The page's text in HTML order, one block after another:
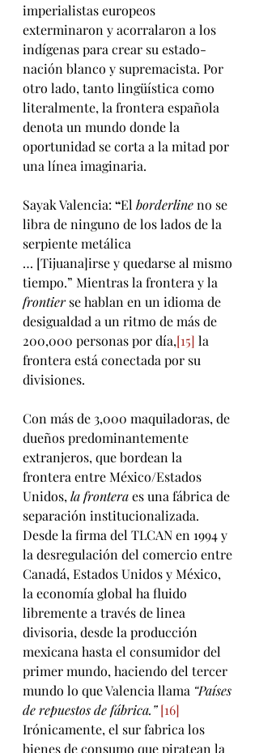
imperialistas europeos
exterminaron y acorralaron a los
indígenas para crear su estado-
nación blanco y supremacista. Por
otro lado, tanto lingüística como
literalmente, la frontera española
denota un mundo donde la
oportunidad se corta a la mitad por
una línea imaginaria.
Sayak Valencia: “El borderline no se
libra de ninguno de los lados de la
serpiente metálica
… [Tijuana]irse y quedarse al mismo
tiempo.” Mientras la frontera y la
frontier se hablan en un idioma de
desigualdad a un ritmo de más de
200,000 personas por día,[15] la
frontera está conectada por su
divisiones.
Con más de 3,000 maquiladoras, de
dueños predominantemente
extranjeros, que bordean la
frontera entre México/Estados
Unidos, la frontera es una fábrica de
separación institucionalizada.
Desde la firma del TLCAN en 1994 y
la desregulación del comercio entre
Canadá, Estados Unidos y México,
la economía global ha fluido
libremente a través de linea
divisoria, desde la producción
mexicana hasta el consumidor del
primer mundo, haciendo del tercer
mundo lo que Valencia llama “Países
de repuestos de fábrica.” [16]
Irónicamente, el sur fabrica los
bienes de consumo que piratean la